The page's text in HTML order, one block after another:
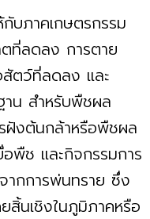
บภาคเกษตรกรรม
ที่ลดลง การตาย
ตว์ที่ลดลง และ
าน สำหรับพืชผล
ฝังต้นกล้าหรือพืชผล
อพืช และกิจกรรมการ
ากการพ่นทราย ซึ่ง
สิ้นเชิงในภูมิภาคหรือ